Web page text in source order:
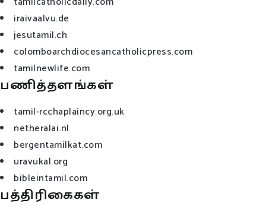
iraivaalvu.de
jesutamil.ch
colomboarchdiocesancatholicpress.com
tamilnewlife.com
பணித்தளங்கள்
tamil-rcchaplaincy.org.uk
netheralai.nl
bergentamilkat.com
uravukal.org
bibleintamil.com
பத்திரிகைகள்